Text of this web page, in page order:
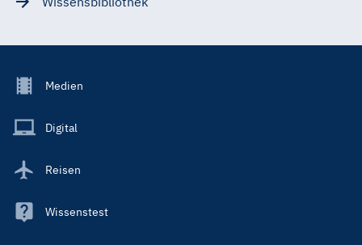
Footer
Main
Medien
Digital
Reisen
Wissenstest